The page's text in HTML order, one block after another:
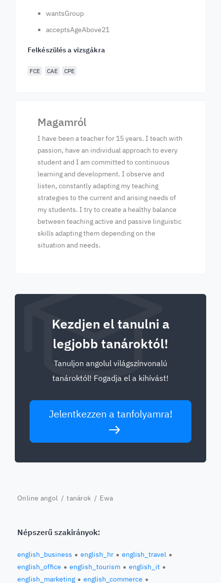
wantsGroup
acceptsAgeAbove21
Felkészülés a vizsgákra
FCE CAE CPE
Magamról
I have been a teacher for 15 years. I teach with
passion, have an individual approach to every
student and I am committed to continuous
learning and development. I observe and
listen, constantly adapting my teaching
strategies to the current and arising needs of
my students. I try to create a healthy balance
between teaching active and passive linguistic
skills adapting them depending on the
situation and needs.
Kezdjen el tanulni a
legjobb tanároktól!
Tanuljon angolul világszínvonalú
tanároktól! Fogadja el a kihívást!
Jelentkezzen a tanfolyamra!
Online angol /tanárok / Ewa
Népszerű szakirányok:
english_business english_hr
english_travel
english_office
english_tourism
english_it
english_marketing
english_commerce